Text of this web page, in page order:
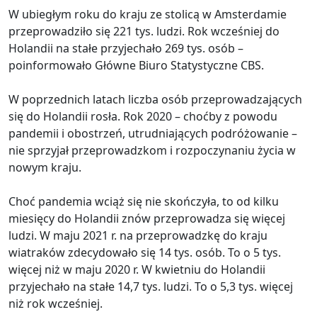
W ubiegłym roku do kraju ze stolicą w Amsterdamie
przeprowadziło się 221 tys. ludzi. Rok wcześniej do
Holandii na stałe przyjechało 269 tys. osób –
poinformowało Główne Biuro Statystyczne CBS.
W poprzednich latach liczba osób przeprowadzających
się do Holandii rosła. Rok 2020 – choćby z powodu
pandemii i obostrzeń, utrudniających podróżowanie –
nie sprzyjał przeprowadzkom i rozpoczynaniu życia w
nowym kraju.
Choć pandemia wciąż się nie skończyła, to od kilku
miesięcy do Holandii znów przeprowadza się więcej
ludzi. W maju 2021 r. na przeprowadzkę do kraju
wiatraków zdecydowało się 14 tys. osób. To o 5 tys.
więcej niż w maju 2020 r. W kwietniu do Holandii
przyjechało na stałe 14,7 tys. ludzi. To o 5,3 tys. więcej
niż rok wcześniej.